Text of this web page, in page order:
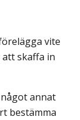
vite
skaffa in
annat
bestämma